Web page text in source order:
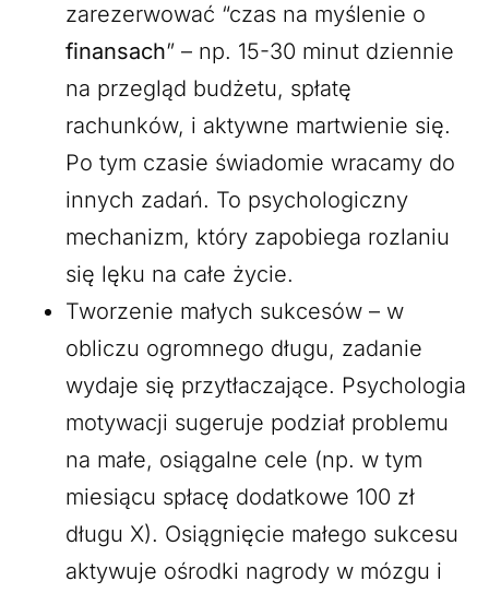
zarezerwować “czas na myślenie o
finansach” – np. 15-30 minut dziennie
na przegląd budżetu, spłatę
rachunków, i aktywne martwienie się.
Po tym czasie świadomie wracamy do
innych zadań. To psychologiczny
mechanizm, który zapobiega rozlaniu
się lęku na całe życie.
Tworzenie małych sukcesów – w
obliczu ogromnego długu, zadanie
wydaje się przytłaczające. Psychologia
motywacji sugeruje podział problemu
na małe, osiągalne cele (np. w tym
miesiącu spłacę dodatkowe 100 zł
długu X). Osiągnięcie małego sukcesu
aktywuje ośrodki nagrody w mózgu i